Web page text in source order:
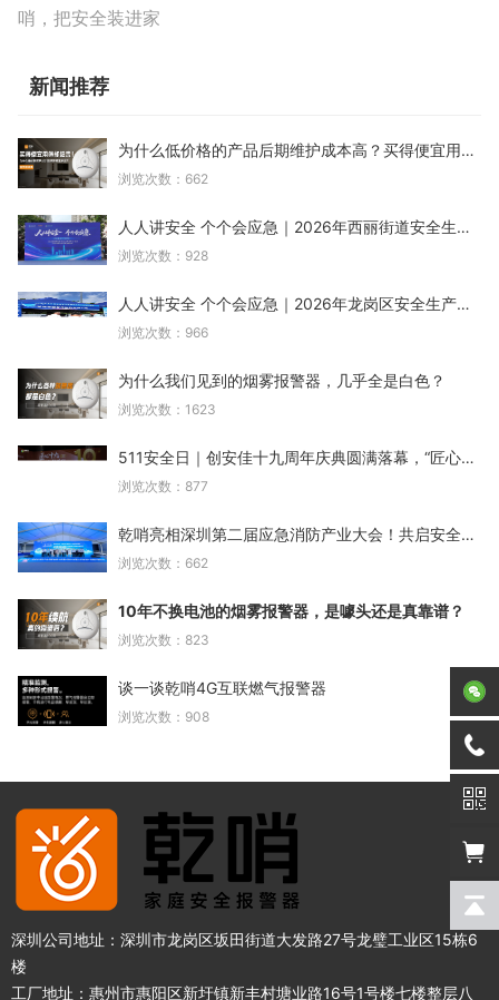
哨，把安全装进家
新闻推荐
为什么低价格的产品后期维护成本高？买得便宜用得却
浏览次数：662
人人讲安全 个个会应急｜2026年西丽街道安全生产月
浏览次数：928
人人讲安全 个个会应急｜2026年龙岗区安全生产月宣
浏览次数：966
为什么我们见到的烟雾报警器，几乎全是白色？
浏览次数：1623
511安全日｜创安佳十九周年庆典圆满落幕，“匠心十九
浏览次数：877
乾哨亮相深圳第二届应急消防产业大会！共启安全新篇
浏览次数：662
10年不换电池的烟雾报警器，是噱头还是真靠谱？
浏览次数：823
谈一谈乾哨4G互联燃气报警器
浏览次数：908
深圳公司地址：深圳市龙岗区坂田街道大发路27号龙璧工业区15栋6
楼
工厂地址：惠州市惠阳区新圩镇新丰村塘业路16号1号楼七楼整层八